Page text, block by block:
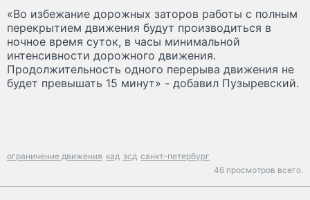
«Во избежание дорожных заторов работы с полным
перекрытием движения будут производиться в
ночное время суток, в часы минимальной
интенсивности дорожного движения.
Продолжительность одного перерыва движения не
будет превышать 15 минут» - добавил Пузыревский.
ограничение движения кад зсд санкт-петербург
46 просмотров всего.